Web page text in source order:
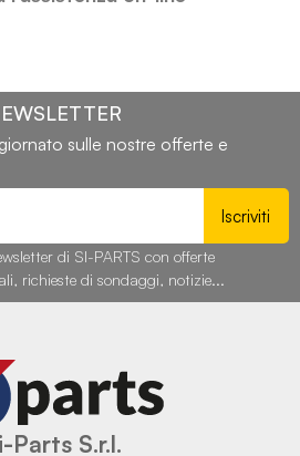
sulle nostre offerte e
Iscriviti
di SI-PARTS con offerte
richieste di sondaggi, notizie...
Parts S.r.l.